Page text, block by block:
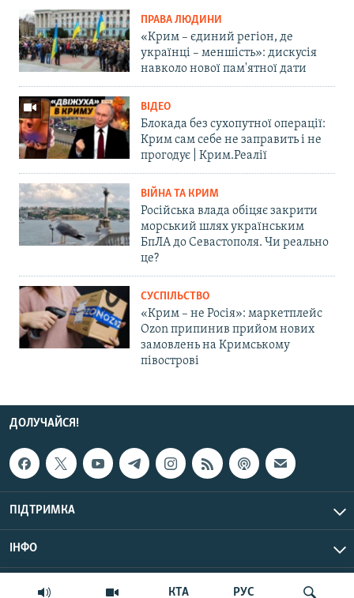
КТА РУС
ПРАВА ЛЮДИНИ
«Крим – єдиний регіон, де
українці – меншість»: дискусія
навколо нової пам'ятної дати
ВІДЕО
Блокада без сухопутної операції:
Крим сам себе не заправить і не
прогодує | Крим.Реалії
ВІЙНА ТА КРИМ
Російська влада обіцяє закрити
морський шлях українським
БпЛА до Севастополя. Чи реально
це?
СУСПІЛЬСТВО
«Крим – не Росія»: маркетплейс
Ozon припинив прийом нових
замовлень на Кримському
півострові
ДОЛУЧАЙСЯ!
ПІДТРИМКА
ІНФО
© Крим.Реалії, 2026 | Усі права застережено.